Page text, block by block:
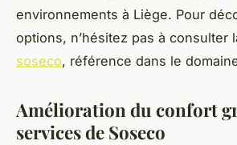
environnements à Liège. Pour
options, n’hésitez pas à consulter
soseco, référence dans le
Amélioration du confort
services de Soseco